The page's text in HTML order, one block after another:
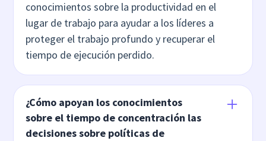
conocimientos sobre la productividad en el
lugar de trabajo para ayudar a los líderes a
proteger el trabajo profundo y recuperar el
tiempo de ejecución perdido.
¿Cómo apoyan los conocimientos
sobre el tiempo de concentración las
decisiones sobre políticas de